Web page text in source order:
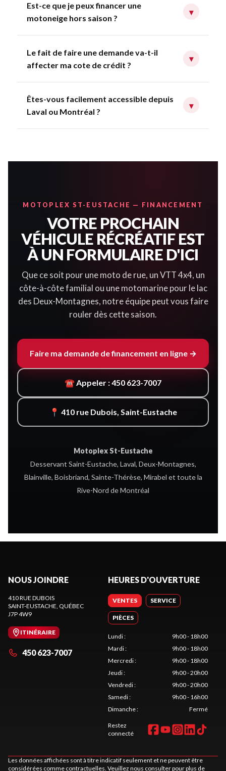
Est-ce que je peux financer une
motoneige hors saison ?
▾
Le fait de faire une demande va-t-il
affecter ma cote de crédit ?
▾
Êtes-vous facilement accessible depuis
Laval ou Montréal ?
▾
MOTOPLEX ST-EUSTACHE — FINANCEMENT
VOTRE PROCHAIN
VÉHICULE RÉCRÉATIF EST
À UN FORMULAIRE D'ICI
Que ce soit pour une moto de rue, un VTT 4x4, un
côte-à-côte familial ou une motomarine pour le lac
des Deux-Montagnes, notre équipe peut vous faire
rouler dès cette saison.
Faire ma demande de financement en ligne →
☎ Appeler : 450 623-7007
📍 410 rue Dubois, Saint-Eustache
Motoplex St-Eustache
Desservant Saint-Eustache, Laval, Deux-Montagnes,
Blainville, Boisbriand, Sainte-Thérèse, Mirabel et toute la
Rive-Nord de Montréal
NOUS JOINDRE
410 RUE DUBOIS
SAINT-EUSTACHE, QUÉBEC
J7P 4W9
ITINÉRAIRE
450 623-7007
HEURES D'OUVERTURE
VENTES SERVICE
PIÈCES
Lundi:
9h00 - 18h00
Mardi:
9h00 - 18h00
Mercredi:
9h00 - 18h00
Jeudi:
9h00 - 20h00
Vendredi:
9h00 - 20h00
Samedi:
9h00 - 16h00
Dimanche: Fermé
Restez
connecté
Les données affichées sont à titre indicatif seulement et ne peuvent être
considérées comme contractuelles. Veuillez nous consulter pour plus de